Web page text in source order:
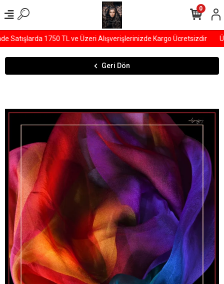
1750 TL ve Üzeri Alışverişlerinizde Kargo Ücretsizdir
0
Geri Dön